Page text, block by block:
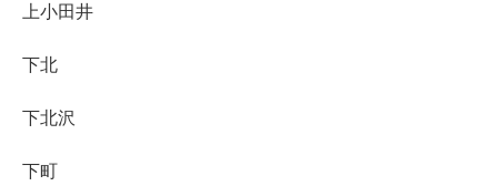
上小田井
下北
下北沢
下町